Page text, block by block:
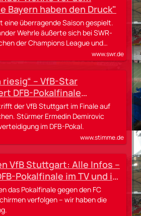
Bayern haben den Druck"
eine überragende Saison gespielt.
Wehrle äußerte sich bei SWR-
der Champions League und…
www.swr.de
– VfB-Star
DFB-Pokalfinale
der VfB Stuttgart im Finale auf
Stürmer Ermedin Demirovic
im DFB-Pokal.
www.stimme.de
VfB Stuttgart: Alle Infos –
Pokalfinale im TV und im
das Pokalfinale gegen den FC
verfolgen – wir haben die